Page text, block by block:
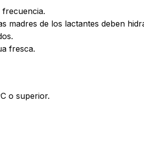
madres de los lactantes deben
fresca.
o superior.